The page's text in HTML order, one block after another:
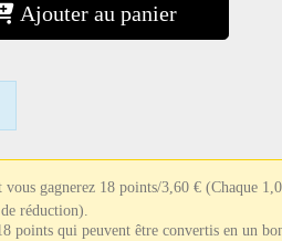
Ajouter au panier
vous gagnerez 18 points/3,60 € (Chaque
réduction).
points qui peuvent être convertis en un